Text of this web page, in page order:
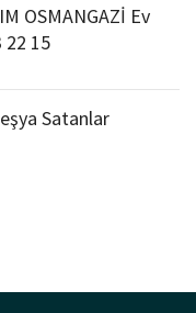
OSMANGAZİ Ev
22 15
Satanlar